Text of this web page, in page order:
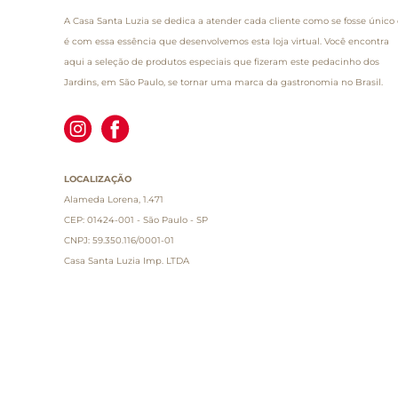
A Casa Santa Luzia se dedica a atender cada cliente como se fosse único
é com essa essência que desenvolvemos esta loja virtual. Você encontra
aqui a seleção de produtos especiais que fizeram este pedacinho dos
Jardins, em São Paulo, se tornar uma marca da gastronomia no Brasil.
LOCALIZAÇÃO
Alameda Lorena, 1.471
CEP: 01424-001 - São Paulo - SP
CNPJ: 59.350.116/0001-01
Casa Santa Luzia Imp. LTDA